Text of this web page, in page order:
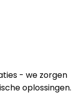
- we zorgen
oplossingen.